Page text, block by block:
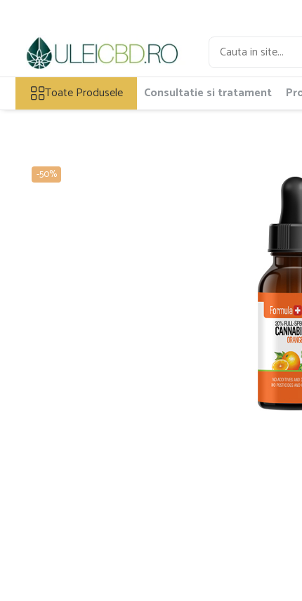
Toate Produsele
Ulei CBD
Capsule CBD
Ulei Ozonat cu CBD
CBD Pur
Cosmetice CBD
Toate Produsele Consultatie si tratament
-50%